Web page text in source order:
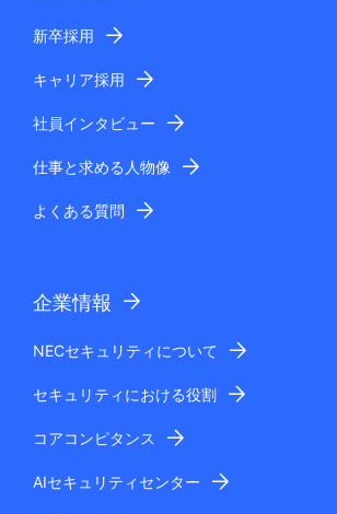
新卒採用
キャリア採用
社員インタビュー
仕事と求める人物像
よくある質問
企業情報
NECセキュリティについて
セキュリティにおける役割
コアコンピタンス
AIセキュリティセンター